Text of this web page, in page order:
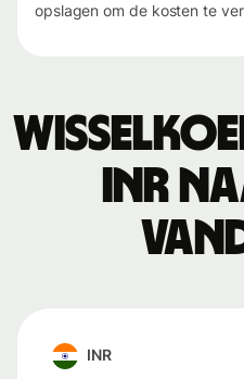
opslagen om de kosten te
INR
INR